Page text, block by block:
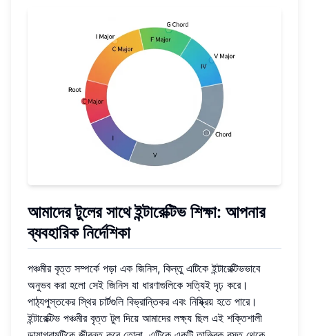
আমাদের টুলের সাথে ইন্টারেক্টিভ শিক্ষা: আপনার
ব্যবহারিক নির্দেশিকা
পঞ্চমীর বৃত্ত সম্পর্কে পড়া এক জিনিস, কিন্তু এটিকে ইন্টারেক্টিভভাবে
অনুভব করা হলো সেই জিনিস যা ধারণাগুলিকে সত্যিই দৃঢ় করে।
পাঠ্যপুস্তকের স্থির চার্টগুলি বিভ্রান্তিকর এবং নিষ্ক্রিয় হতে পারে।
ইন্টারেক্টিভ পঞ্চমীর বৃত্ত টুল দিয়ে আমাদের লক্ষ্য ছিল এই শক্তিশালী